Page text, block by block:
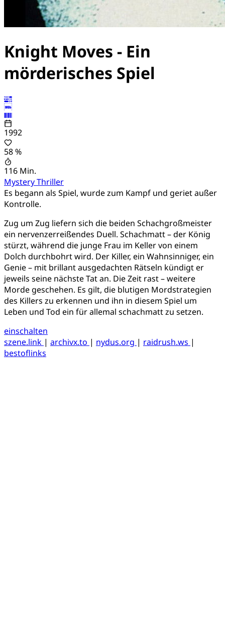
Knight Moves - Ein
mörderisches Spiel
1992
58 %
116 Min.
MysteryThriller
Es begann als Spiel, wurde zum Kampf und geriet außer
Kontrolle.
Zug um Zug liefern sich die beiden Schachgroßmeister
ein nervenzerreißendes Duell. Schachmatt – der König
stürzt, während die junge Frau im Keller von einem
Dolch durchbohrt wird. Der Killer, ein Wahnsinniger, ein
Genie – mit brillant ausgedachten Rätseln kündigt er
jeweils seine nächste Tat an. Die Zeit rast – weitere
Morde geschehen. Es gilt, die blutigen Mordstrategien
des Killers zu erkennen und ihn in diesem Spiel um
Leben und Tod ein für allemal schachmatt zu setzen.
einschalten
szene.link | archivx.to | nydus.org | raidrush.ws |
bestoflinks